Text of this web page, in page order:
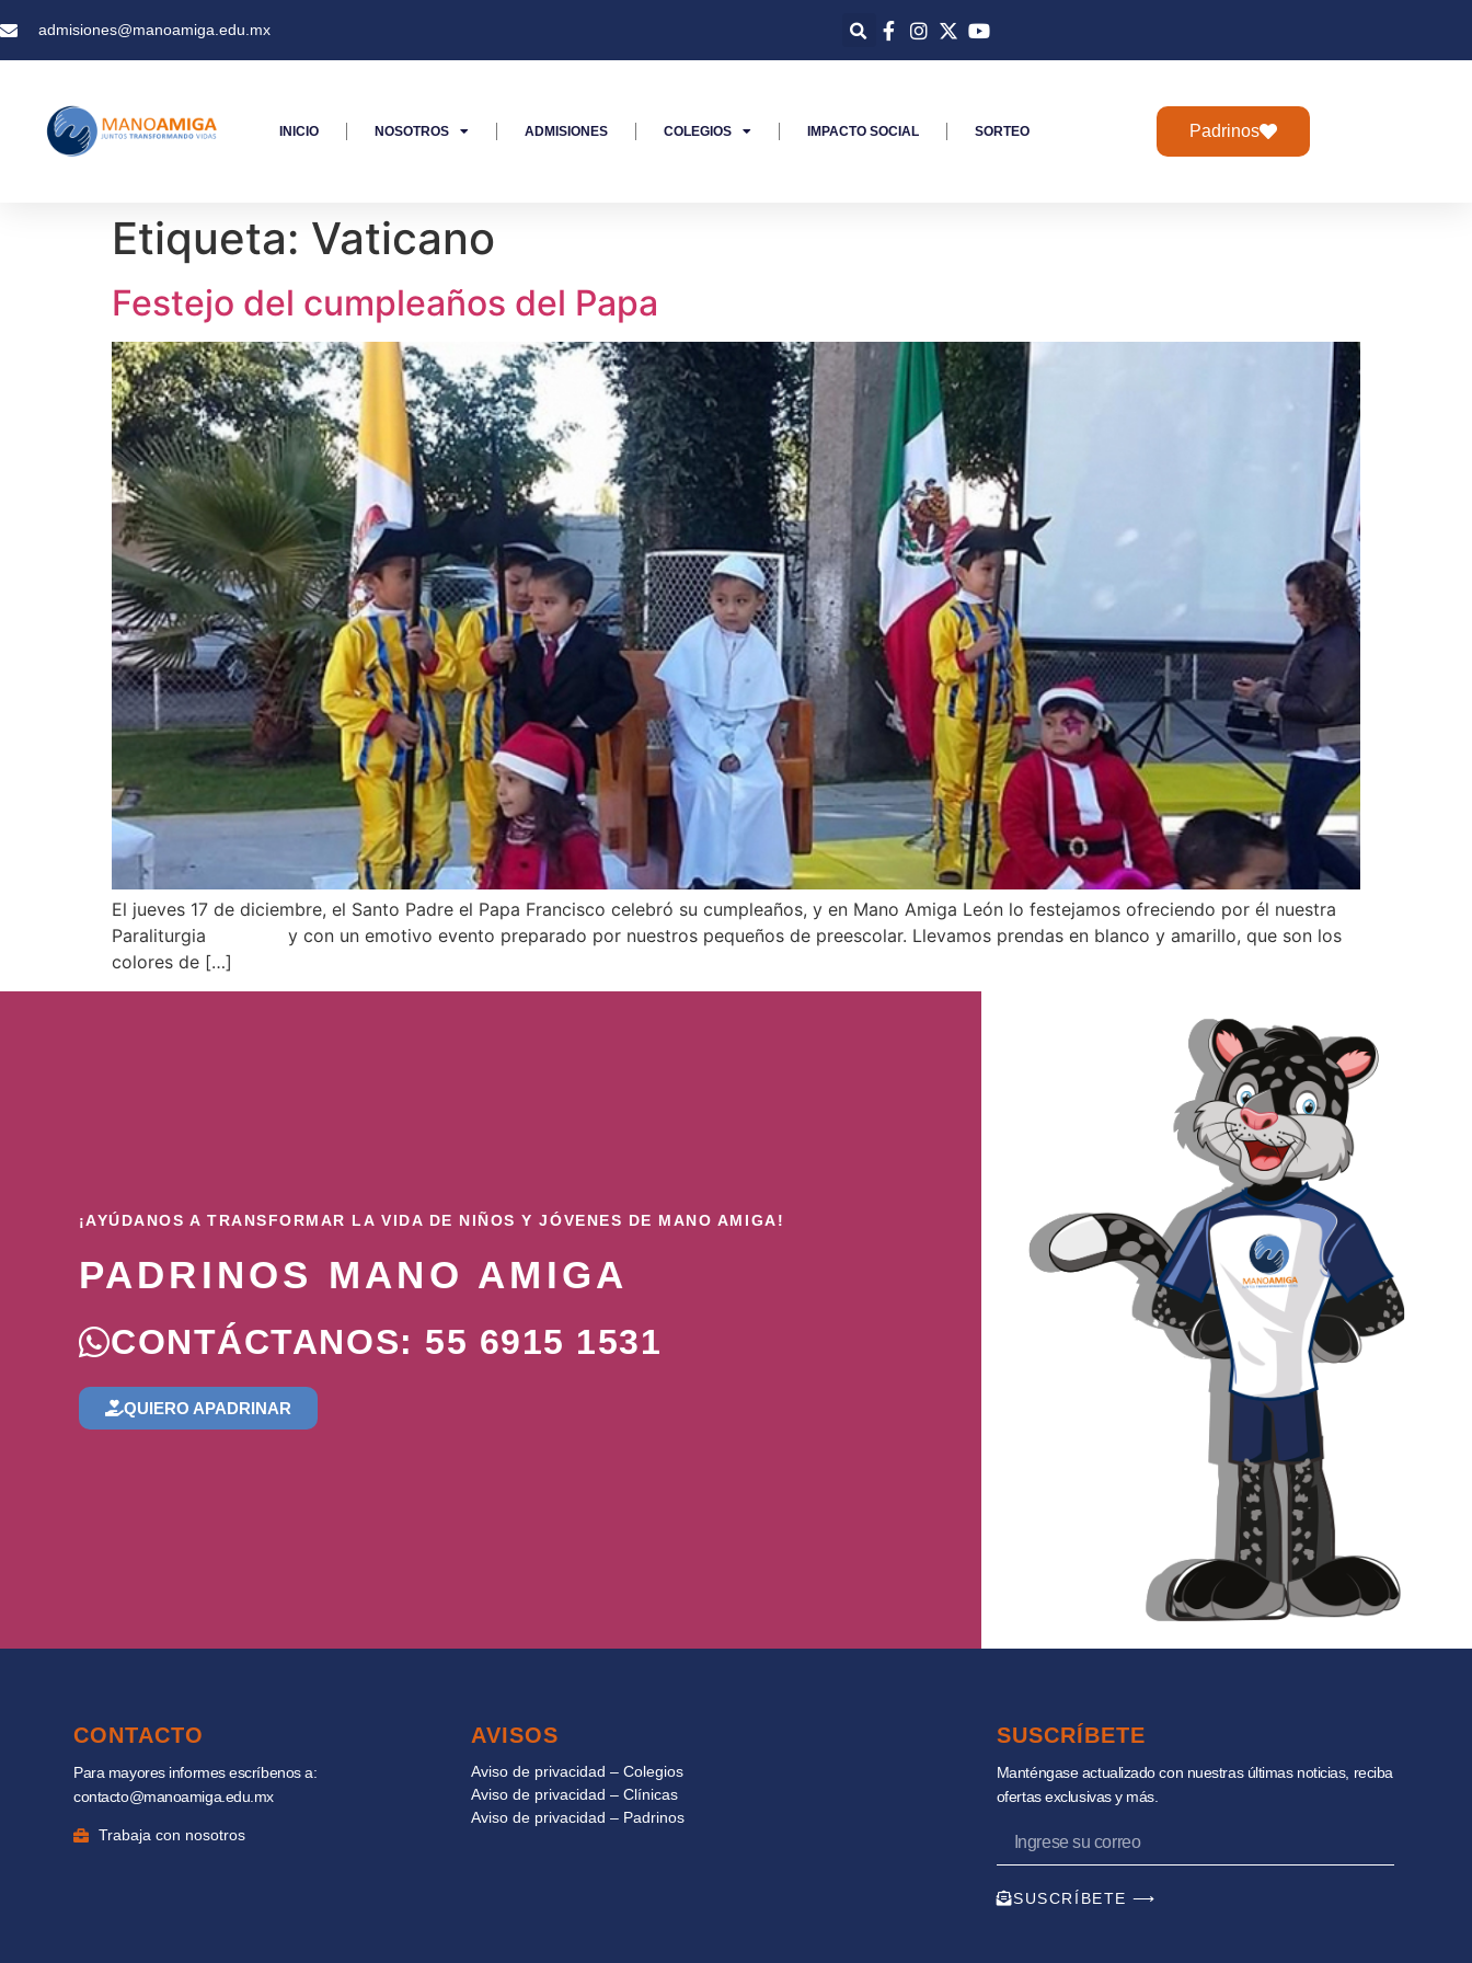
admisiones@manoamiga.edu.mx
INICIO NOSOTROS ADMISIONES COLEGIOS IMPACTO SOCIAL SORTEO Padrinos
Etiqueta: Vaticano
Festejo del cumpleaños del Papa
El jueves 17 de diciembre, el Santo Padre el Papa Francisco celebró su cumpleaños, y en Mano Amiga León lo festejamos ofreciendo por él nuestra
Paraliturgia y con un emotivo evento preparado por nuestros pequeños de preescolar. Llevamos prendas en blanco y amarillo, que son los
colores de […]
¡AYÚDANOS A TRANSFORMAR LA VIDA DE NIÑOS Y JÓVENES DE MANO AMIGA!
PADRINOS MANO AMIGA
CONTÁCTANOS: 55 6915 1531
QUIERO APADRINAR
CONTACTO
Para mayores informes escríbenos a:
contacto@manoamiga.edu.mx
Trabaja con nosotros
AVISOS
Aviso de privacidad – Colegios
Aviso de privacidad – Clínicas
Aviso de privacidad – Padrinos
SUSCRÍBETE
Manténgase actualizado con nuestras últimas noticias, reciba
ofertas exclusivas y más.
SUSCRÍBETE ⟶